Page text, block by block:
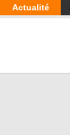
Aller
au
Actualité